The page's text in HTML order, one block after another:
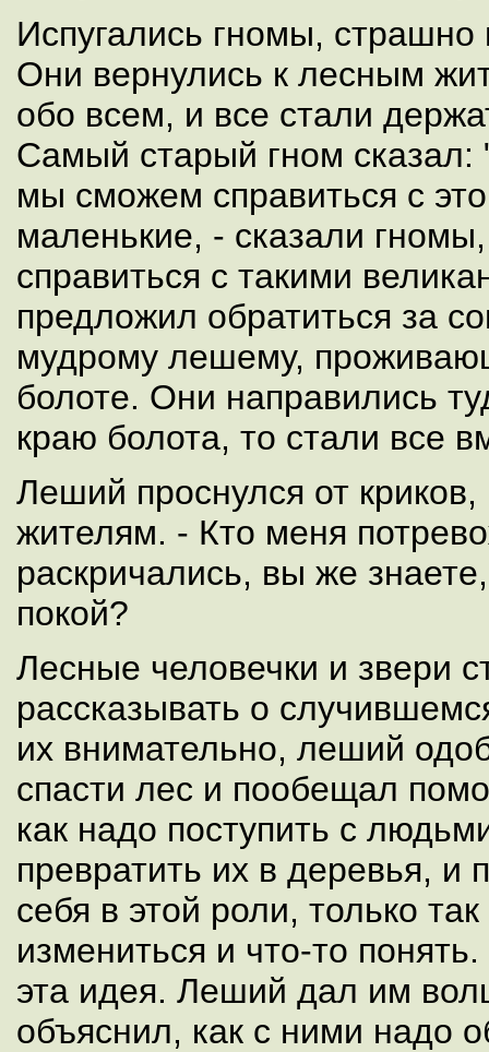
Испугались гномы, страшно
Они вернулись к лесным
обо всем, и все стали
Самый старый гном сказал:
мы сможем справиться с
маленькие, - сказали
справиться с такими
предложил обратиться за
мудрому лешему,
болоте. Они направились
краю болота, то стали все
Леший проснулся от
жителям. - Кто меня
раскричались, вы же
покой?
Лесные человечки и звери
рассказывать о
их внимательно, леший
спасти лес и пообещал
как надо поступить с
превратить их в деревья, и
себя в этой роли, только
измениться и что-то
эта идея. Леший дал им
объяснил, как с ними надо